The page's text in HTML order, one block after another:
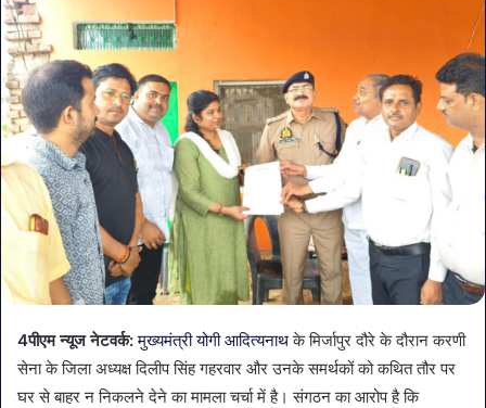
4पीएम न्यूज नेटवर्क:मुख्यमंत्री योगी आदित्यनाथके मिर्जापुर दौरे के दौरान करणी
सेना के जिला अध्यक्ष दिलीप सिंह गहरवार और उनके समर्थकों को कथित तौर पर
घर से बाहर न निकलने देने का मामला चर्चा में है। संगठन का आरोप है कि